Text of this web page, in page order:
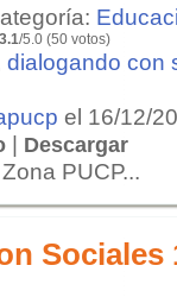
3.1/5.0 (50 votos)
dialogando con
el 16/12/
| Descargar
PUCP...
Sociales